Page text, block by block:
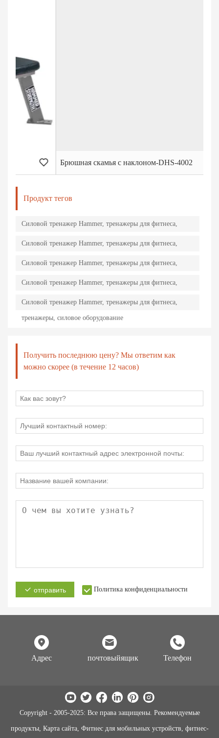
Брюшная скамья с наклоном-DHS-4002
Продукт тегов
Силовой тренажер Hammer, тренажеры для фитнеса,
тренажеры, силовое оборудование
Силовой тренажер Hammer, тренажеры для фитнеса,
тренажеры, силовое оборудование
Силовой тренажер Hammer, тренажеры для фитнеса,
тренажеры, силовое оборудование
Силовой тренажер Hammer, тренажеры для фитнеса,
тренажеры, силовое оборудование
Силовой тренажер Hammer, тренажеры для фитнеса,
тренажеры, силовое оборудование
Получить последнюю цену? Мы ответим как
можно скорее (в течение 12 часов)
отправить Политика конфиденциальности
Адрес почтовыйящик Телефон
Copyright - 2005-2025: Все права защищены. Рекомендуемые
продукты, Карта сайта, Фитнес для мобильных устройств, фитнес-